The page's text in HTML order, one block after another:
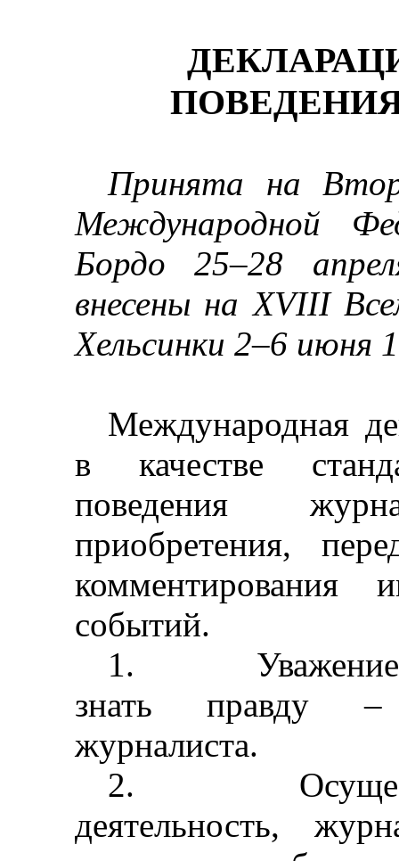
Принята на
Международной
Бордо 25–28
внесены наXVIII
Хельсинки 2–6 июня
Международная
в качестве
поведения
приобретения,
комментирования
событий.
1.
знать правду–
журналиста.
2.
деятельность,